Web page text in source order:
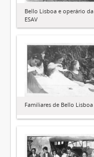
Bello Lisboa e operário da
ESAV
Familiares de Bello Lisboa